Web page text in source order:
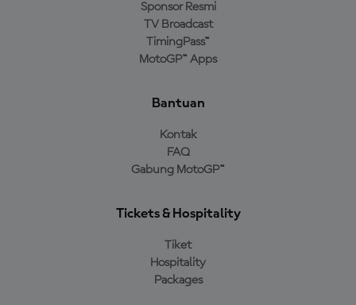
Sponsor Resmi
TV Broadcast
TimingPass™
MotoGP™ Apps
Bantuan
Kontak
FAQ
Gabung MotoGP™
Tickets & Hospitality
Tiket
Hospitality
Packages